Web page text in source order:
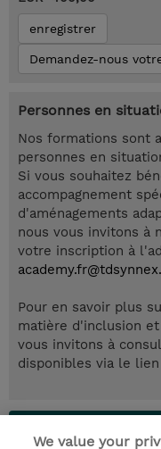
enregistrer
Demandez-nous
Personnes en
Nos formations sont
personnes en
Si vous souhaitez
accompagnement
d'aménagements
nous vous invitons à
votre inscription à
Pour en savoir plus
matière d'inclusion
vous invitons à
disponibles via le
We value your